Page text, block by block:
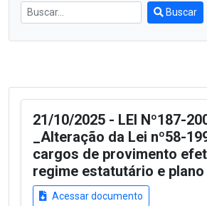
Buscar
21/10/2025 - LEI Nº187-
_Alteração da Lei nº58-
cargos de provimento
regime estatutário e
Acessar documento